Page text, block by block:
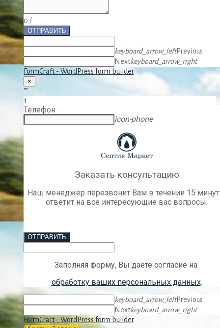
0 /
ОТПРАВИТЬ
keyboard_arrow_leftPrevious
Nextkeyboard_arrow_right
FormCraft - WordPress form builder
×
""
1
Телефон
icon-phone
Заказать консультацию
Наш менеджер перезвонит Вам в течении 15
ответит на все интересующие вас вопросы.
ОТПРАВИТЬ
Заполняя форму, Вы даёте согласие на
обработку ваших персональных данных.
keyboard_arrow_leftPrevious
Nextkeyboard_arrow_right
FormCraft - WordPress form builder